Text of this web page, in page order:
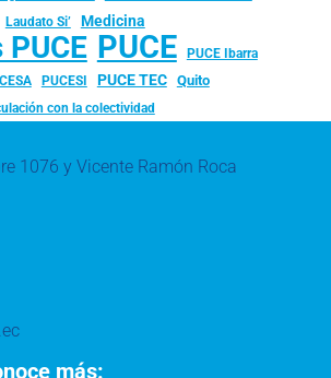
Laudato Si’ Medicina
PUCE PUCE Ibarra
PUCESI PUCE TEC
Quito
con la colectividad
1076 y Vicente Ramón Roca
más: